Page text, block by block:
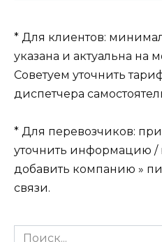
* Для клиентов:
указана и актуальна на
Советуем уточнить
диспетчера
* Для перевозчиков:
уточнить информацию /
добавить компанию »
связи.
Search